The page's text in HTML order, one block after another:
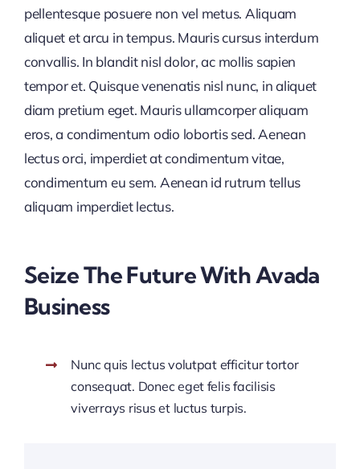
pellentesque posuere non vel metus. Aliquam
aliquet et arcu in tempus. Mauris cursus interdum
convallis. In blandit nisl dolor, ac mollis sapien
tempor et. Quisque venenatis nisl nunc, in aliquet
diam pretium eget. Mauris ullamcorper aliquam
eros, a condimentum odio lobortis sed. Aenean
lectus orci, imperdiet at condimentum vitae,
condimentum eu sem. Aenean id rutrum tellus
aliquam imperdiet lectus.
Seize The Future With Avada
Business
Nunc quis lectus volutpat efficitur tortor
consequat. Donec eget felis facilisis
viverrays risus et luctus turpis.